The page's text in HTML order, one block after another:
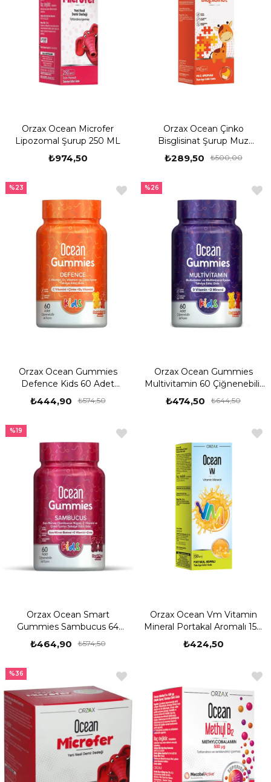
Orzax Ocean Microfer
Lipozomal Şurup 250 ML
₺974,50
Orzax Ocean Çinko
Bisglisinat Şurup Muz
Aromalı 150 ml
₺289,50 ₺500,00
Orzax Ocean Gummies
Defence Kids 60 Adet
Çiğnenebilir Form
₺444,90 ₺574,50
%23
Orzax Ocean Gummies
Multivitamin 60 Çiğnenebilir
Jel Form
₺474,50 ₺644,50
%26
Orzax Ocean Smart
Gummies Sambucus 64
₺464,90 ₺574,50
%19
Orzax Ocean Vm Vitamin
Mineral Portakal Aromalı 150
ML Şurup
₺424,50
%36